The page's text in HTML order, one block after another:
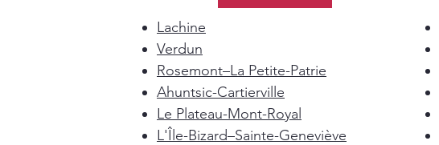
Lachine
Verdun
Rosemont–La Petite-Patrie
Ahuntsic-Cartierville
Le Plateau-Mont-Royal
L'Île-Bizard–Sainte-Geneviève